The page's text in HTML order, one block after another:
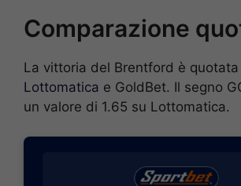
Comparazione
La vittoria del Brentford è quotata
Lottomatica e GoldBet. Il segno
un valore di 1.65 su Lottomatica.